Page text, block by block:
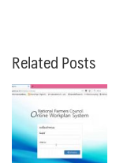
Related Posts